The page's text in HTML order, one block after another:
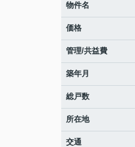
物件名
価格
管理/共益費
築年月
総戸数
所在地
交通